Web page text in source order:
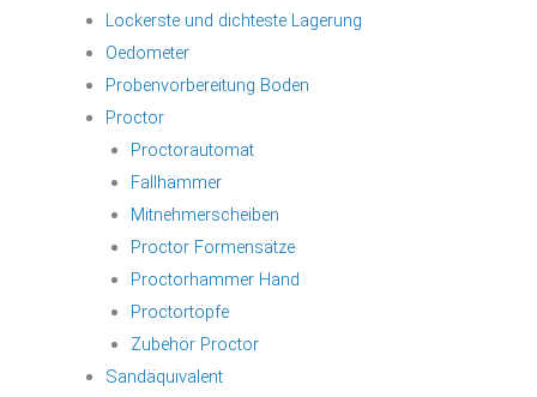
Lockerste und dichteste Lagerung
Oedometer
Probenvorbereitung Boden
Proctor
Proctorautomat
Fallhämmer
Mitnehmerscheiben
Proctor Formensätze
Proctorhammer Hand
Proctortöpfe
Zubehör Proctor
Sandäquivalent